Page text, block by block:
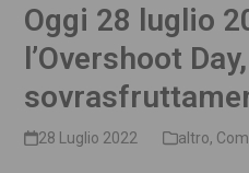
Oggi 28 luglio
l’Overshoot
28 Luglio 2022 altro,